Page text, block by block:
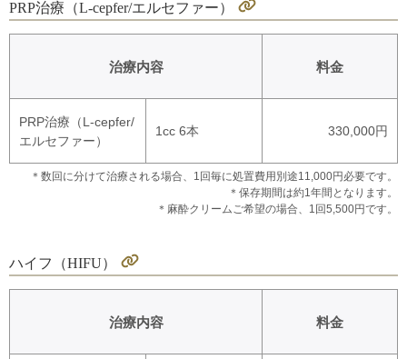
PRP治療（L-cepfer/エルセファー）
治療内容 料金
PRP治療（L-cepfer/
エルセファー）
1cc 6本 330,000円
＊数回に分けて治療される場合、1回毎に処置費用別途11,000円必要です。
＊保存期間は約1年間となります。
＊麻酔クリームご希望の場合、1回5,500円です。
ハイフ（HIFU）
治療内容 料金